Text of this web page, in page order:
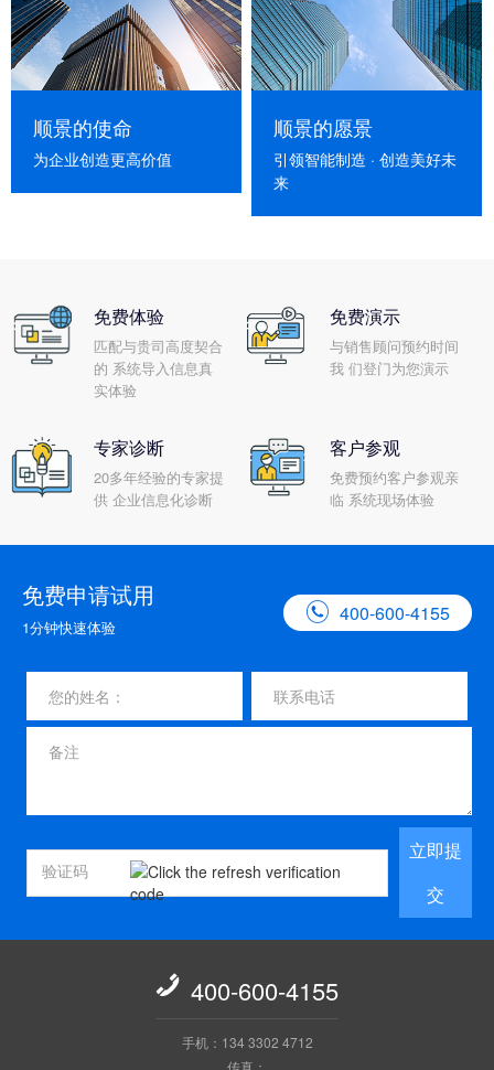
顺景的使命
为企业创造更高价值
顺景的愿景
引领智能制造 · 创造美好未
来
免费体验
匹配与贵司高度契合
的 系统导入信息真
实体验
免费演示
与销售顾问预约时间
我 们登门为您演示
专家诊断
20多年经验的专家提
供 企业信息化诊断
客户参观
免费预约客户参观亲
临 系统现场体验
免费申请试用
1分钟快速体验
 400-600-4155
立即提
交
 400-600-4155
手机：134 3302 4712